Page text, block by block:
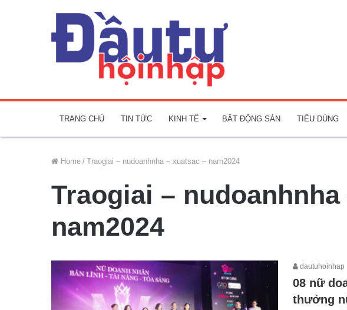
TRANG CHỦ TIN TỨC KINH TẾ BẤT ĐỘNG SẢN TIÊU DÙNG
Home / Traogiai – nudoanhnha – xuatsac – nam2024
Traogiai –
nam2024
dautuhoinhap
08 nữ
thưởng